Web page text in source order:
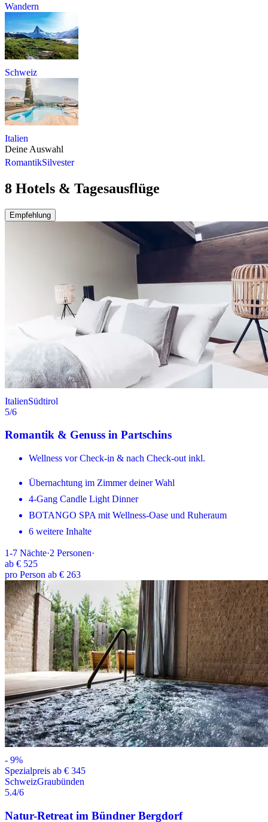
Wandern
Schweiz
Italien
Deine Auswahl
RomantikSilvester
8 Hotels & Tagesausflüge
Empfehlung
ItalienSüdtirol
5/6
Romantik & Genuss in Partschins
Wellness vor Check-in & nach Check-out inkl.
Übernachtung im Zimmer deiner Wahl
4-Gang Candle Light Dinner
BOTANGO SPA mit Wellness-Oase und Ruheraum
6 weitere Inhalte
1-7 Nächte·2 Personen·
ab € 525
pro Person ab € 263
- 9%
Spezialpreis ab € 345
SchweizGraubünden
5.4/6
Natur-Retreat im Bündner Bergdorf